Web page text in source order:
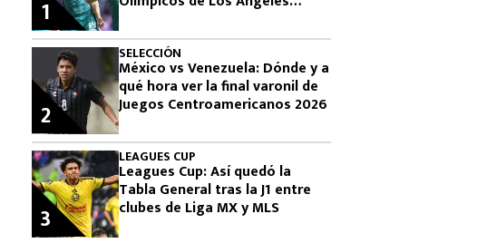
1
SELECCIÓN
México vs Venezuela: Dónde y a
qué hora ver la final varonil de
Juegos Centroamericanos 2026
2
LEAGUES CUP
Leagues Cup: Así quedó la
Tabla General tras la J1 entre
clubes de Liga MX y MLS
3